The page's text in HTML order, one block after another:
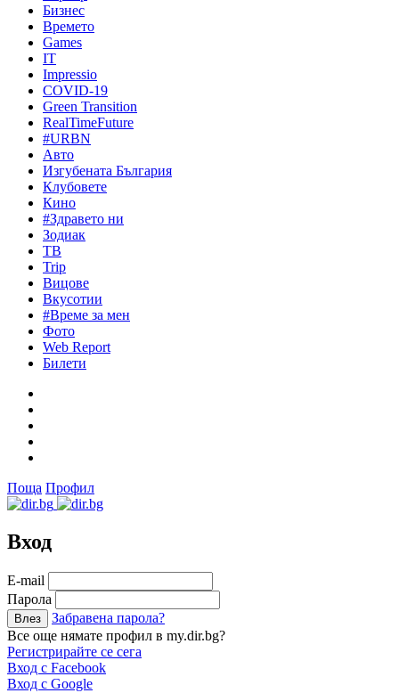
Бизнес
Времето
Games
IT
Impressio
COVID-19
Green Transition
RealTimeFuture
#URBN
Авто
Изгубената България
Клубовете
Кино
#Здравето ни
Зодиак
ТВ
Trip
Вицове
Вкусотии
#Време за мен
Фото
Web Report
Билети
Поща Профил
Вход
Е-mail
Парола
Забравена парола?
Все още нямате профил в my.dir.bg?
Регистрирайте се сега
Вход с Facebook
Вход с Google